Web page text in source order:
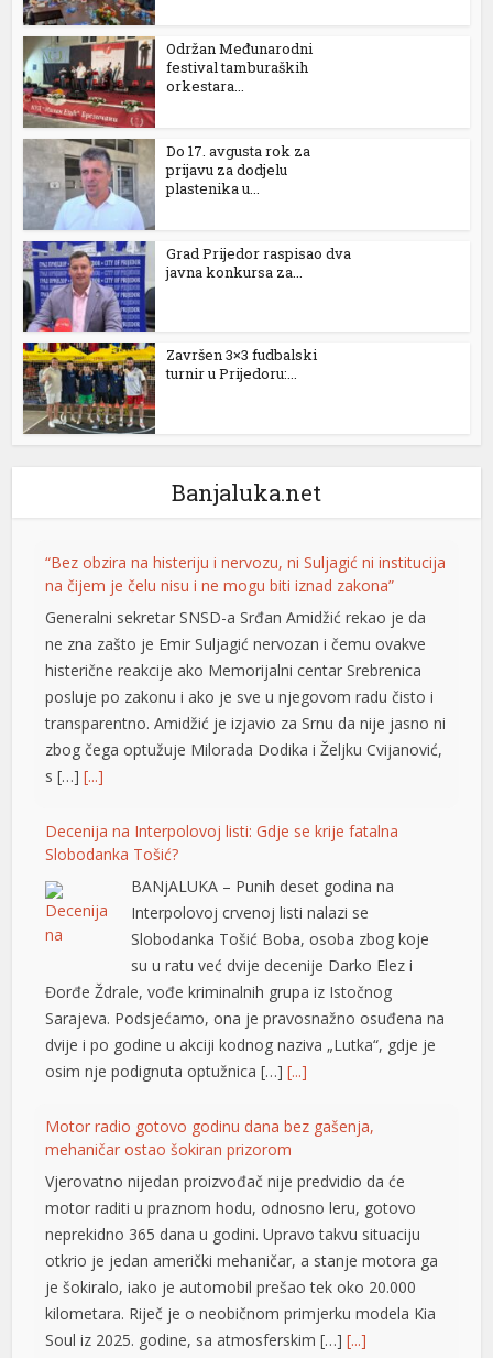
Održan Međunarodni
festival tamburaških
orkestara...
Do 17. avgusta rok za
prijavu za dodjelu
plastenika u...
Grad Prijedor raspisao dva
javna konkursa za...
Završen 3×3 fudbalski
turnir u Prijedoru:...
Banjaluka.net
“Bez obzira na histeriju i nervozu, ni Suljagić ni institucija
na čijem je čelu nisu i ne mogu biti iznad zakona”
Generalni sekretar SNSD-a Srđan Amidžić rekao je da
ne zna zašto je Emir Suljagić nervozan i čemu ovakve
histerične reakcije ako Memorijalni centar Srebrenica
posluje po zakonu i ako je sve u njegovom radu čisto i
transparentno. Amidžić je izjavio za Srnu da nije jasno ni
zbog čega optužuje Milorada Dodika i Željku Cvijanović,
s […][...]
Decenija na Interpolovoj listi: Gdje se krije fatalna
Slobodanka Tošić?
BANjALUKA – Punih deset godina na
Interpolovoj crvenoj listi nalazi se
Slobodanka Tošić Boba, osoba zbog koje
su u ratu već dvije decenije Darko Elez i
Đorđe Ždrale, vođe kriminalnih grupa iz Istočnog
Sarajeva. Podsjećamo, ona je pravosnažno osuđena na
dvije i po godine u akciji kodnog naziva „Lutka“, gdje je
osim nje podignuta optužnica […][...]
Motor radio gotovo godinu dana bez gašenja,
mehaničar ostao šokiran prizorom
Vjerovatno nijedan proizvođač nije predvidio da će
motor raditi u praznom hodu, odnosno leru, gotovo
neprekidno 365 dana u godini. Upravo takvu situaciju
otkrio je jedan američki mehaničar, a stanje motora ga
je šokiralo, iako je automobil prešao tek oko 20.000
kilometara. Riječ je o neobičnom primjerku modela Kia
Soul iz 2025. godine, sa atmosferskim […][...]